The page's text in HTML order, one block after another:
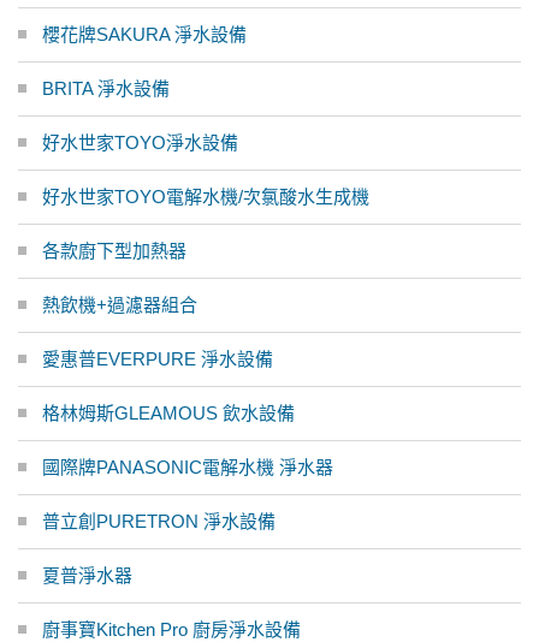
櫻花牌SAKURA 淨水設備
BRITA 淨水設備
好水世家TOYO淨水設備
好水世家TOYO電解水機/次氯酸水生成機
各款廚下型加熱器
熱飲機+過濾器組合
愛惠普EVERPURE 淨水設備
格林姆斯GLEAMOUS 飲水設備
國際牌PANASONIC電解水機 淨水器
普立創PURETRON 淨水設備
夏普淨水器
廚事寶Kitchen Pro 廚房淨水設備